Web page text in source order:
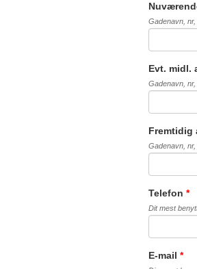
Gadenavn,
Evt. midl.
Gadenavn,
Fremtidig
Gadenavn,
Telefon *
Dit mest
E-mail *